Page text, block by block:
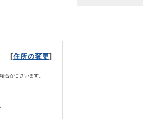
[住所の変更]
合がございます。